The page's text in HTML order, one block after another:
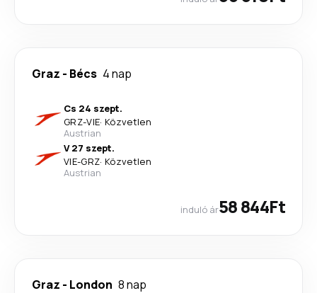
Graz - Bécs 4 nap
Cs 24 szept.
GRZ-VIE· Közvetlen
Austrian
V 27 szept.
VIE-GRZ· Közvetlen
Austrian
induló ár58 844Ft
Graz - London 8 nap